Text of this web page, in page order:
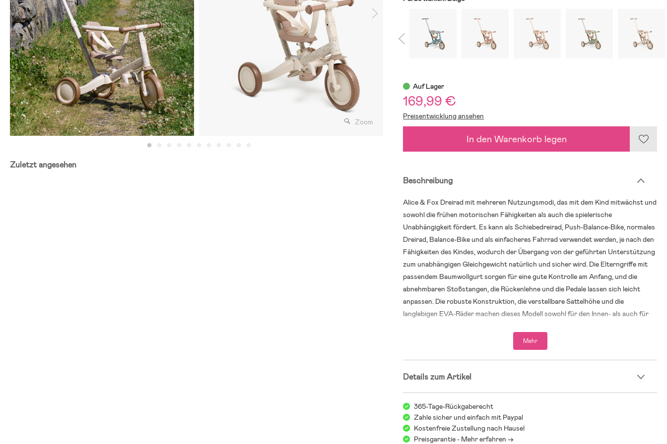
Zoom
Zuletzt angesehen
Auf Lager
169,99 €
Preisentwicklung ansehen
In den Warenkorb legen
Beschreibung
Alice & Fox Dreirad mit mehreren Nutzungsmodi, das mit dem Kind mitwächst und
sowohl die frühen motorischen Fähigkeiten als auch die spielerische
Unabhängigkeit fördert. Es kann als Schiebedreirad, Push-Balance-Bike, normales
Dreirad, Balance-Bike und als einfacheres Fahrrad verwendet werden, je nach den
Fähigkeiten des Kindes, wodurch der Übergang von der geführten Unterstützung
zum unabhängigen Gleichgewicht natürlich und sicher wird. Die Elterngriffe mit
passendem Baumwollgurt sorgen für eine gute Kontrolle am Anfang, und die
abnehmbaren Stoßstangen, die Rückenlehne und die Pedale lassen sich leicht
anpassen. Die robuste Konstruktion, die verstellbare Sattelhöhe und die
langlebigen EVA-Räder machen dieses Modell sowohl für den Innen- als auch für
Mehrstufiges Training von Gleichgewicht und
Motorik
Durch das Wechseln zwischen den Modi werden die Kinder ermutigt, in ihrem
eigenen Tempo Griff, Koordination und Gleichgewicht zu trainieren. Im
Schiebemodus kann ein Erwachsener lenken, während sich das Kind an die
Bewegung gewöhnt, während der Gleichgewichts- und Radfahrmodus Stabilität
und Selbstvertrauen fördert, während das Kind mehr Initiative ergreift. Pedale und
Mehr
Details zum Artikel
365-Tage-Rückgaberecht
Zahle sicher und einfach mit Paypal
Kostenfreie Zustellung nach Hause!
Preisgarantie - Mehr erfahren ->